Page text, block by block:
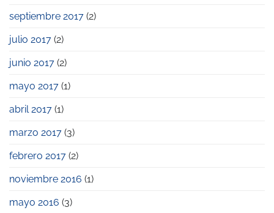
septiembre 2017 (2)
julio 2017 (2)
junio 2017 (2)
mayo 2017 (1)
abril 2017 (1)
marzo 2017 (3)
febrero 2017 (2)
noviembre 2016 (1)
mayo 2016 (3)